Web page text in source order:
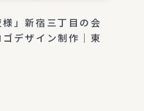
様」新宿三丁目の会
デザイン制作｜東